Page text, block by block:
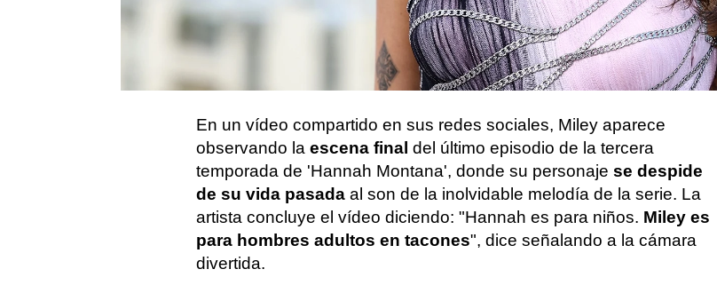
Channel, ha anunciado su próxima canción 'Used To Be Young' que
saldrá a la luz el próximo 25 de agosto. Se trata delprimer single
que saca tras su último disco, 'Endless Summer Vacation', que se
estrenó en marzo de este año.
En un vídeo compartido en sus redes sociales, Miley aparece
observando la escena final del último episodio de la tercera
temporada de 'Hannah Montana', donde su personaje se despide
de su vida pasada al son de la inolvidable melodía de la serie. La
artista concluye el vídeo diciendo: "Hannah es para niños. Miley es
para hombres adultos en tacones", dice señalando a la cámara
divertida.